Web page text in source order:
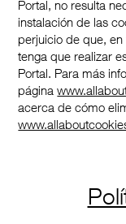
Portal, no resulta
instalación de las
perjuicio de que, en
tenga que realizar
Portal. Para más
página
acerca de cómo